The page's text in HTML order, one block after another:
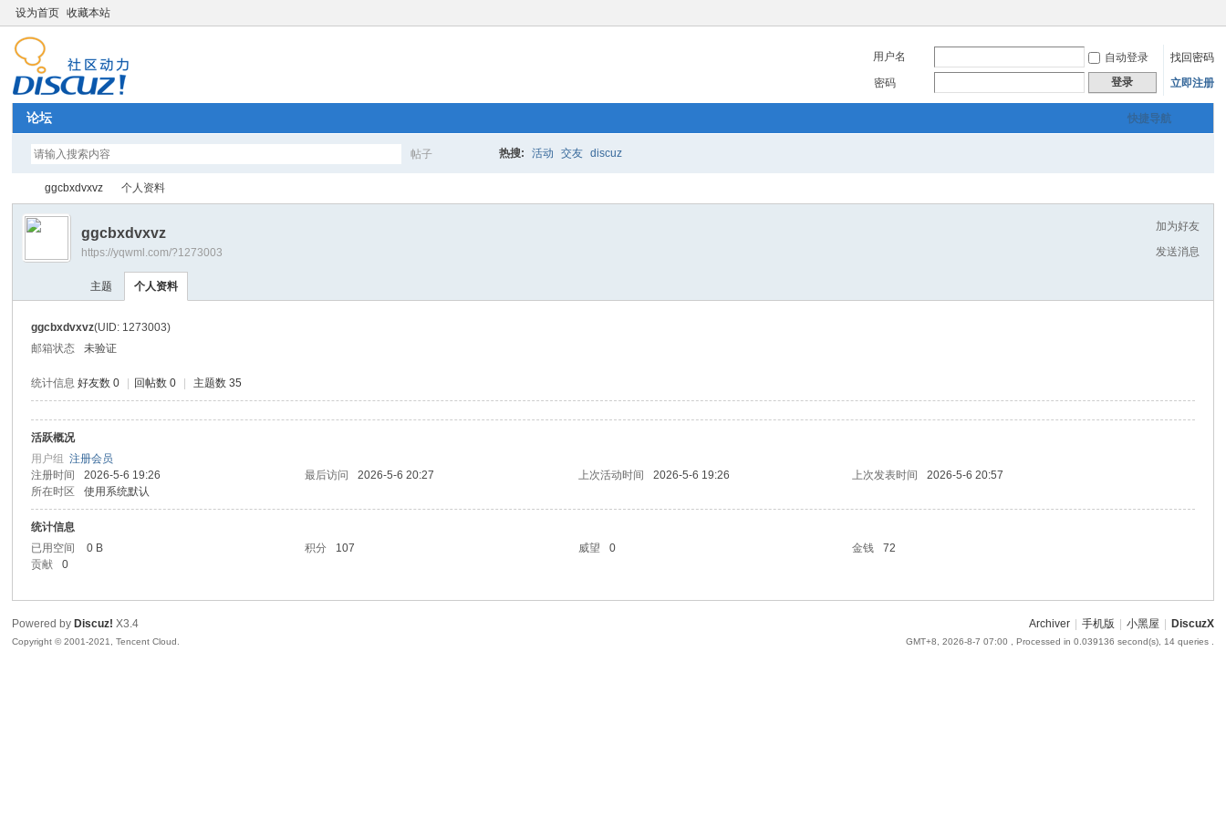
设为首页 收藏本站
用户名 自动登录
找回密码
密码
登录 立即注册
快捷导航
论坛
帖子 热搜: 活动 交友 discuz
uz!
›
ggcbxdvxvz 个人资料
加为好友
发送消息
ggcbxdvxvz
https://yqwml.com/?1273003
主题 个人资料
ggcbxdvxvz(UID: 1273003)
邮箱状态
未验证
统计信息 好友数 0 回帖数 0 主题数 35
活跃概况
用户组注册会员
注册时间
2026-5-6 19:26 最后访问 2026-5-6 20:27 上次活动时间 2026-5-6 19:26 上次发表时间
2026-5-6 20:57
所在时区
使用系统默认
统计信息
已用空间
0 B 积分 107 威望 0 金钱
72
贡献
0
Archiver 手机版 小黑屋 DiscuzX
GMT+8, 2026-8-7 07:00 , Processed in 0.039136 second(s), 14 queries .
Powered by Discuz! X3.4
Copyright © 2001-2021, Tencent Cloud.